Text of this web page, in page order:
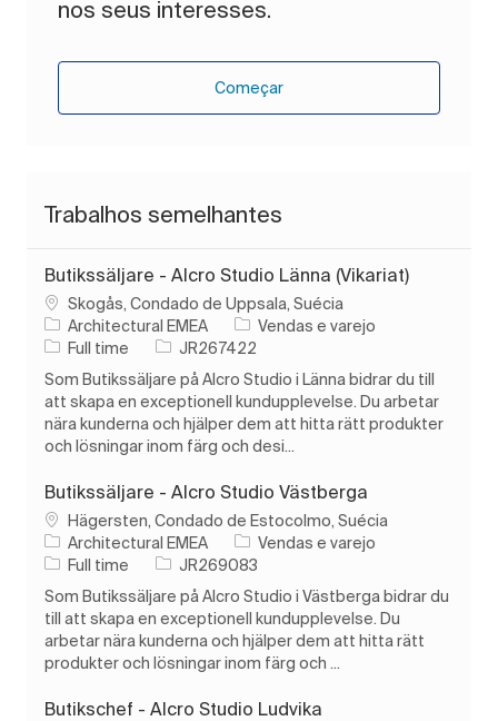
nos seus interesses.
Começar
Trabalhos semelhantes
Butikssäljare - Alcro Studio Länna (Vikariat)
Localização
Skogås, Condado de Uppsala, Suécia
Architectural EMEA
Categoria
Vendas e varejo
Tipo de Trabalho
Full time ID do trabalho
JR267422
Som Butikssäljare på Alcro Studio i Länna bidrar du till
att skapa en exceptionell kundupplevelse. Du arbetar
nära kunderna och hjälper dem att hitta rätt produkter
och lösningar inom färg och desi...
Butikssäljare - Alcro Studio Västberga
Localização
Hägersten, Condado de Estocolmo, Suécia
Architectural EMEA
Categoria
Vendas e varejo
Tipo de Trabalho
Full time ID do trabalho
JR269083
Som Butikssäljare på Alcro Studio i Västberga bidrar du
till att skapa en exceptionell kundupplevelse. Du
arbetar nära kunderna och hjälper dem att hitta rätt
produkter och lösningar inom färg och ...
Butikschef - Alcro Studio Ludvika